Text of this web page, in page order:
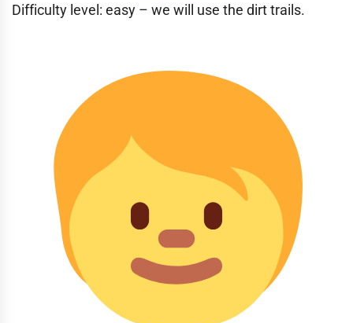
Difficulty level: easy – we will use the dirt trails.